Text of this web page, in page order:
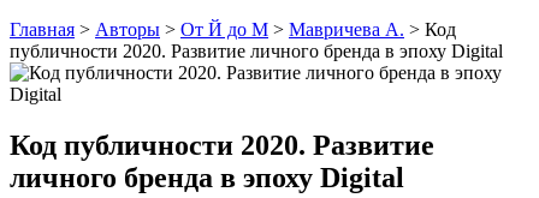
Главная > Авторы > От Й до М > Мавричева А. > Код
публичности 2020. Развитие личного бренда в эпоху Digital
Код публичности 2020. Развитие
личного бренда в эпоху Digital